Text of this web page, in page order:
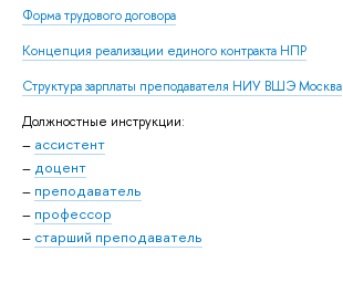
Форма трудового договора
Концепция реализации единого контракта НПР
Структура зарплаты преподавателя НИУ ВШЭ Москва
Должностные инструкции:
– ассистент
– доцент
– преподаватель
– профессор
– старший преподаватель